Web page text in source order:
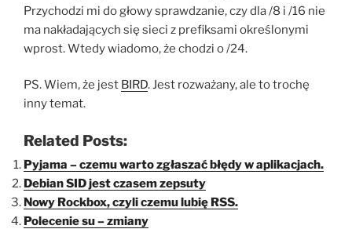
Przychodzi mi do głowy sprawdzanie, czy dla /8 i /16 nie
ma nakładających się sieci z prefiksami określonymi
wprost. Wtedy wiadomo, że chodzi o /24.
PS. Wiem, że jest BIRD. Jest rozważany, ale to trochę
inny temat.
Related Posts:
Pyjama – czemu warto zgłaszać błędy w aplikacjach.
Debian SID jest czasem zepsuty
Nowy Rockbox, czyli czemu lubię RSS.
Polecenie su – zmiany